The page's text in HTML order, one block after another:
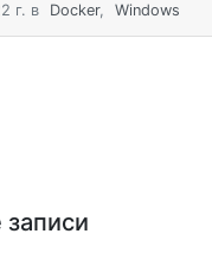
г. в Docker, Windows